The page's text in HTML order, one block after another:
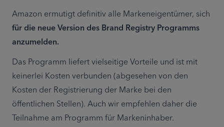
für die neue Version des Brand Registry Programms
anzumelden.
Das Programm liefert vielseitige Vorteile und ist mit
keinerlei Kosten verbunden (abgesehen von den
Kosten der Registrierung der Marke bei den
öffentlichen Stellen). Auch wir empfehlen daher die
Teilnahme am Programm für Markeninhaber.